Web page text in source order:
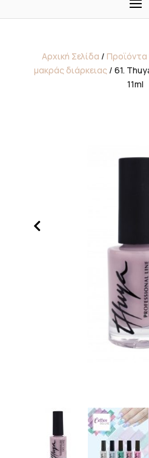
Αρχική Σελίδα / Προϊόντα
μακράς διάρκειας/ 61.
11ml